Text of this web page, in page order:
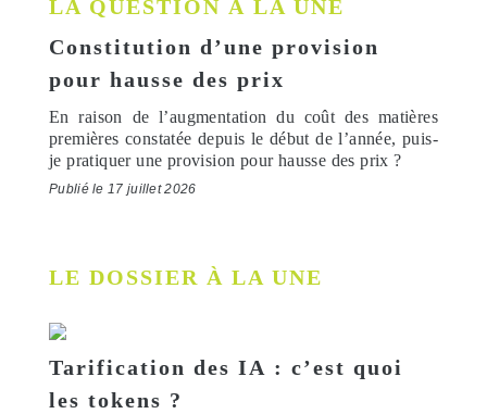
LA QUESTION À LA UNE
Constitution d’une provision
pour hausse des prix
En raison de l’augmentation du coût des matières
premières constatée depuis le début de l’année, puis-
je pratiquer une provision pour hausse des prix ?
Publié le 17 juillet 2026
LE DOSSIER À LA UNE
Tarification des IA : c’est quoi
les tokens ?